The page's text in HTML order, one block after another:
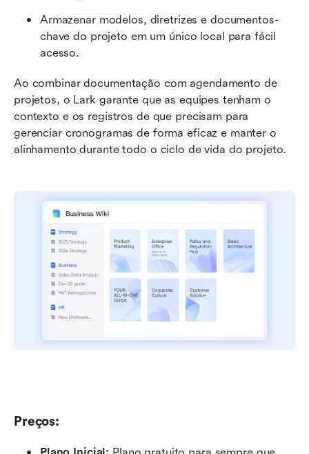
Armazenar modelos, diretrizes e documentos-
chave do projeto em um único local para fácil
acesso.
Ao combinar documentação com agendamento de
projetos, o Lark garante que as equipes tenham o
contexto e os registros de que precisam para
gerenciar cronogramas de forma eficaz e manter o
alinhamento durante todo o ciclo de vida do projeto.
Preços: